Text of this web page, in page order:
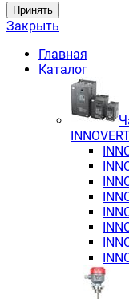
Принять
Закрыть
Главная
Каталог